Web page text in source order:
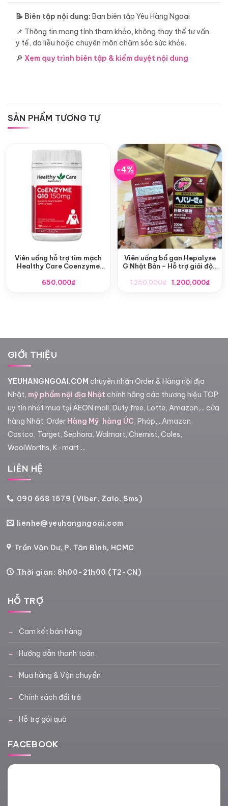
📝 Biên tập nội dung: Ban biên tập Yêu Hàng Ngoại
📌 Thông tin mang tính tham khảo, không thay thế tư vấn
y tế, da liễu hoặc chuyên môn chăm sóc sức khỏe.
🔎 Xem quy trình biên tập & kiểm duyệt nội dung
SẢN PHẨM TƯƠNG TỰ
Viên uống hỗ trợ tim mạch
Healthy Care Coenzyme
650,000₫
-4%
Viên uống bổ gan Hepalyse
G Nhật Bản – Hỗ trợ giải độc
1,250,000₫
Giá
1,200,000₫Giá
GIỚI THIỆU
YEUHANGNGOAI.COM chuyên nhận Order & Hàng nội địa
Nhật, mỹ phẩm nội địa Nhật chính hãng các thương hiệu TOP
uy tín nhất mua tại AEON mall, Duty free, Lotte, Amazon,... cửa
hàng Nhật. Order Hàng Mỹ, hàng ÚC, Pháp,...Amazon,
Costco, Target, Sephora, Walmart, Chemist, Coles,
WoolWorths, K-mart,...
LIÊN HỆ
090 668 1579 (Viber, Zalo, Sms)
lienhe@yeuhangngoai.com
Trần Văn Dư, P. Tân Bình, HCMC
Thời gian: 8h00-21h00 (T2-CN)
HỖ TRỢ
Cam kết bán hàng
Hướng dẫn thanh toán
Mua hàng & Vận chuyển
Chính sách đổi trả
Hỗ trợ gói quà
FACEBOOK